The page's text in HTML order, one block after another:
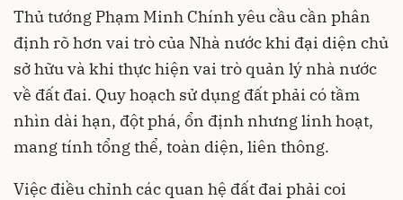
Thủ tướng Phạm Minh Chính yêu cầu cần phân
định rõ hơn vai trò của Nhà nước khi đại diện chủ
sở hữu và khi thực hiện vai trò quản lý nhà nước
về đất đai. Quy hoạch sử dụng đất phải có tầm
nhìn dài hạn, đột phá, ổn định nhưng linh hoạt,
mang tính tổng thể, toàn diện, liên thông.
Việc điều chỉnh các quan hệ đất đai phải coi